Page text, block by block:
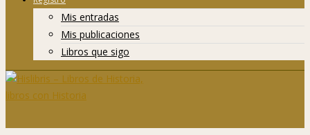
Mis entradas
Mis publicaciones
Libros que sigo